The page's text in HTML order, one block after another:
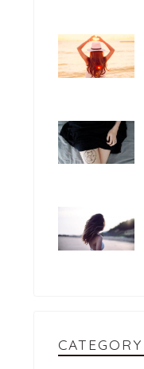
CATEGORY